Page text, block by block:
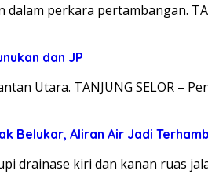
perkara pertambangan.
dan JP
Utara. TANJUNG SELOR –
Belukar, Aliran Air Jadi
drainase kiri dan kanan ruas